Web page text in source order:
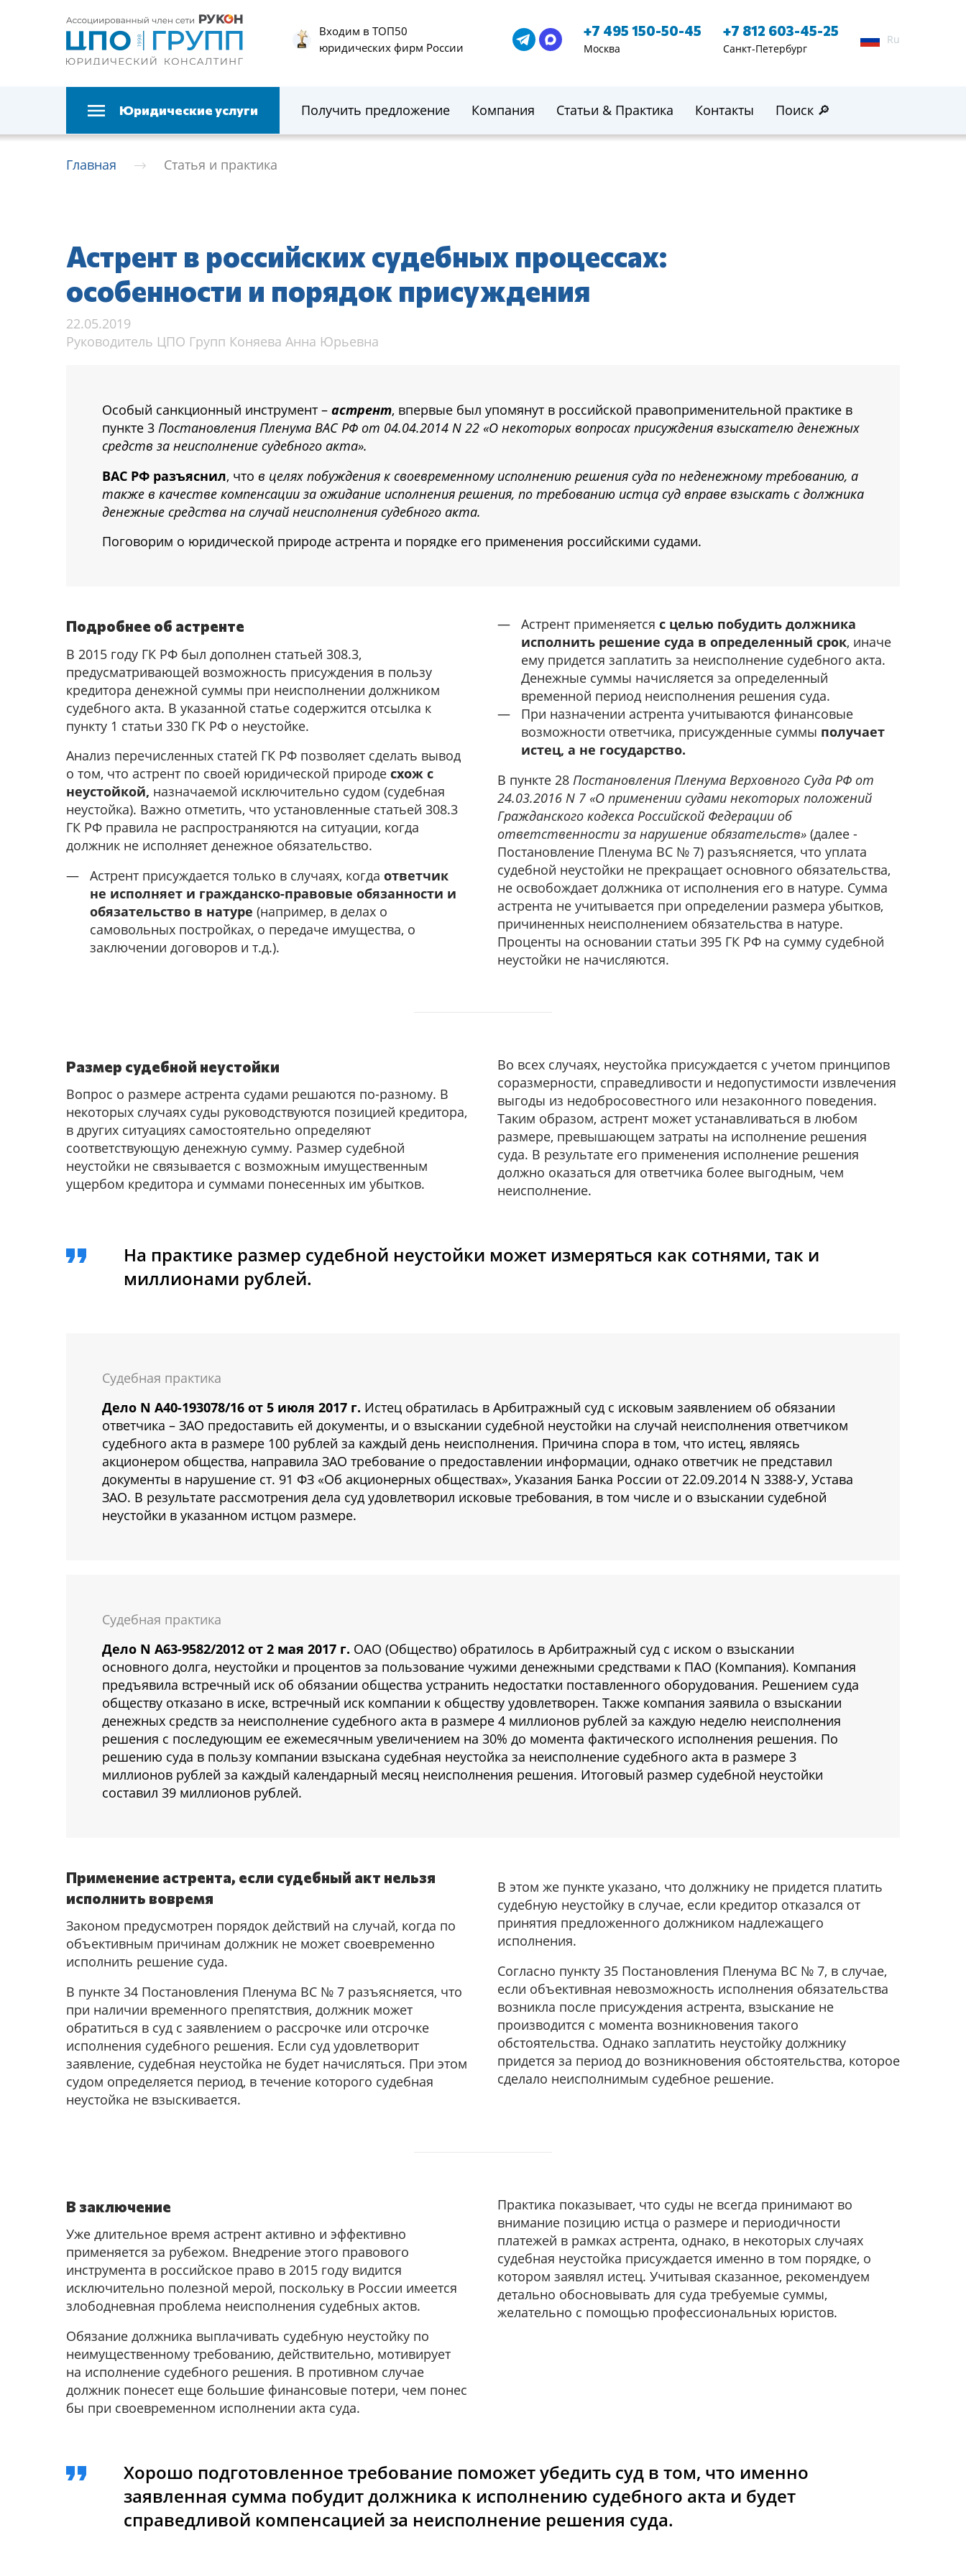
Входим в ТОП50
юридических фирм России
+7 495 150-50-45
Москва
+7 812 603-45-25
Санкт-Петербург
Ru
Юридические услуги Получить предложение Компания Статьи & Практика Контакты Поиск 🔎
Главная Статья и практика
Астрент в российских судебных процессах:
особенности и порядок присуждения
22.05.2019
Руководитель ЦПО Групп Коняева Анна Юрьевна
Особый санкционный инструмент – астрент, впервые был упомянут в российской правоприменительной практике в
пункте 3 Постановления Пленума ВАС РФ от 04.04.2014 N 22 «О некоторых вопросах присуждения взыскателю денежных
средств за неисполнение судебного акта».
ВАС РФ разъяснил, что в целях побуждения к своевременному исполнению решения суда по неденежному требованию, а
также в качестве компенсации за ожидание исполнения решения, по требованию истца суд вправе взыскать с должника
денежные средства на случай неисполнения судебного акта.
Поговорим о юридической природе астрента и порядке его применения российскими судами.
Подробнее об астренте
В 2015 году ГК РФ был дополнен статьей 308.3,
предусматривающей возможность присуждения в пользу
кредитора денежной суммы при неисполнении должником
судебного акта. В указанной статье содержится отсылка к
пункту 1 статьи 330 ГК РФ о неустойке.
Анализ перечисленных статей ГК РФ позволяет сделать вывод
о том, что астрент по своей юридической природе схож с
неустойкой, назначаемой исключительно судом (судебная
неустойка). Важно отметить, что установленные статьей 308.3
ГК РФ правила не распространяются на ситуации, когда
должник не исполняет денежное обязательство.
Астрент присуждается только в случаях, когда ответчик
не исполняет и гражданско-правовые обязанности и
обязательство в натуре(например, в делах о
самовольных постройках, о передаче имущества, о
заключении договоров и т.д.).
Астрент применяетсяс целью побудить должника
исполнить решение суда в определенный срок, иначе
ему придется заплатить за неисполнение судебного акта.
Денежные суммы начисляется за определенный
временной период неисполнения решения суда.
При назначении астрента учитываются финансовые
возможности ответчика, присужденные суммы получает
истец, а не государство.
В пункте 28 Постановления Пленума Верховного Суда РФ от
24.03.2016 N 7 «О применении судами некоторых положений
Гражданского кодекса Российской Федерации об
ответственности за нарушение обязательств» (далее -
Постановление Пленума ВС № 7) разъясняется, что уплата
судебной неустойки не прекращает основного обязательства,
не освобождает должника от исполнения его в натуре. Сумма
астрента не учитывается при определении размера убытков,
причиненных неисполнением обязательства в натуре.
Проценты на основании статьи 395 ГК РФ на сумму судебной
неустойки не начисляются.
Размер судебной неустойки
Вопрос о размере астрента судами решаются по-разному. В
некоторых случаях суды руководствуются позицией кредитора,
в других ситуациях самостоятельно определяют
соответствующую денежную сумму. Размер судебной
неустойки не связывается с возможным имущественным
ущербом кредитора и суммами понесенных им убытков.
Во всех случаях, неустойка присуждается с учетом принципов
соразмерности, справедливости и недопустимости извлечения
выгоды из недобросовестного или незаконного поведения.
Таким образом, астрент может устанавливаться в любом
размере, превышающем затраты на исполнение решения
суда. В результате его применения исполнение решения
должно оказаться для ответчика более выгодным, чем
неисполнение.
На практике размер судебной неустойки может измеряться как сотнями, так и
миллионами рублей.
Судебная практика
Дело N А40-193078/16 от 5 июля 2017 г. Истец обратилась в Арбитражный суд с исковым заявлением об обязании
ответчика – ЗАО предоставить ей документы, и о взыскании судебной неустойки на случай неисполнения ответчиком
судебного акта в размере 100 рублей за каждый день неисполнения. Причина спора в том, что истец, являясь
акционером общества, направила ЗАО требование о предоставлении информации, однако ответчик не представил
документы в нарушение ст. 91 ФЗ «Об акционерных обществах», Указания Банка России от 22.09.2014 N 3388-У, Устава
ЗАО. В результате рассмотрения дела суд удовлетворил исковые требования, в том числе и о взыскании судебной
неустойки в указанном истцом размере.
Судебная практика
Дело N А63-9582/2012 от 2 мая 2017 г. ОАО (Общество) обратилось в Арбитражный суд с иском о взыскании
основного долга, неустойки и процентов за пользование чужими денежными средствами к ПАО (Компания). Компания
предъявила встречный иск об обязании общества устранить недостатки поставленного оборудования. Решением суда
обществу отказано в иске, встречный иск компании к обществу удовлетворен. Также компания заявила о взыскании
денежных средств за неисполнение судебного акта в размере 4 миллионов рублей за каждую неделю неисполнения
решения с последующим ее ежемесячным увеличением на 30% до момента фактического исполнения решения. По
решению суда в пользу компании взыскана судебная неустойка за неисполнение судебного акта в размере 3
миллионов рублей за каждый календарный месяц неисполнения решения. Итоговый размер судебной неустойки
составил 39 миллионов рублей.
Применение астрента, если судебный акт нельзя
исполнить вовремя
Законом предусмотрен порядок действий на случай, когда по
объективным причинам должник не может своевременно
исполнить решение суда.
В пункте 34 Постановления Пленума ВС № 7 разъясняется, что
при наличии временного препятствия, должник может
обратиться в суд с заявлением о рассрочке или отсрочке
исполнения судебного решения. Если суд удовлетворит
заявление, судебная неустойка не будет начисляться. При этом
судом определяется период, в течение которого судебная
неустойка не взыскивается.
В этом же пункте указано, что должнику не придется платить
судебную неустойку в случае, если кредитор отказался от
принятия предложенного должником надлежащего
исполнения.
Согласно пункту 35 Постановления Пленума ВС № 7, в случае,
если объективная невозможность исполнения обязательства
возникла после присуждения астрента, взыскание не
производится с момента возникновения такого
обстоятельства. Однако заплатить неустойку должнику
придется за период до возникновения обстоятельства, которое
сделало неисполнимым судебное решение.
В заключение
Уже длительное время астрент активно и эффективно
применяется за рубежом. Внедрение этого правового
инструмента в российское право в 2015 году видится
исключительно полезной мерой, поскольку в России имеется
злободневная проблема неисполнения судебных актов.
Обязание должника выплачивать судебную неустойку по
неимущественному требованию, действительно, мотивирует
на исполнение судебного решения. В противном случае
должник понесет еще большие финансовые потери, чем понес
бы при своевременном исполнении акта суда.
Практика показывает, что суды не всегда принимают во
внимание позицию истца о размере и периодичности
платежей в рамках астрента, однако, в некоторых случаях
судебная неустойка присуждается именно в том порядке, о
котором заявлял истец. Учитывая сказанное, рекомендуем
детально обосновывать для суда требуемые суммы,
желательно с помощью профессиональных юристов.
Хорошо подготовленное требование поможет убедить суд в том, что именно
заявленная сумма побудит должника к исполнению судебного акта и будет
справедливой компенсацией за неисполнение решения суда.